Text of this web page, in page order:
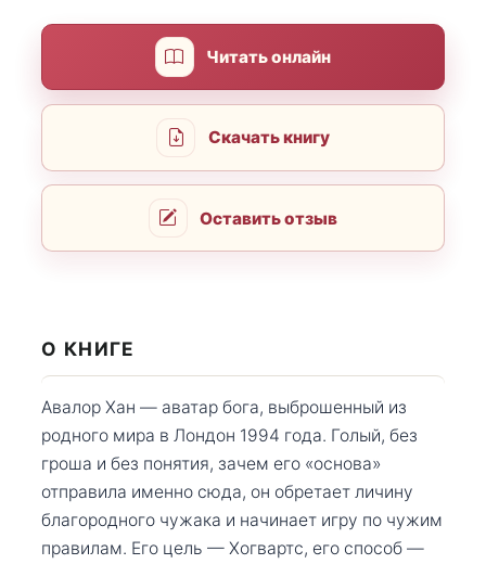
Читать онлайн
Скачать книгу
Оставить отзыв
О КНИГЕ
Авалор Хан — аватар бога, выброшенный из
родного мира в Лондон 1994 года. Голый, без
гроша и без понятия, зачем его «основа»
отправила именно сюда, он обретает личину
благородного чужака и начинает игру по чужим
правилам. Его цель — Хогвартс, его способ —